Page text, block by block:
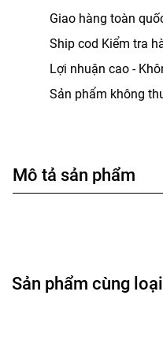
Giao hàng toàn
Ship cod Kiểm tra
Lợi nhuận cao -
Sản phẩm không
Mô tả sản phẩm
Sản phẩm cùng loại